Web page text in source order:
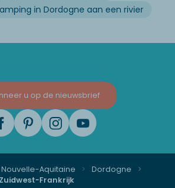
in Dordogne aan een rivier
u op de nieuwsbrief
Nouvelle-Aquitaine
Dordogne
Frankrijk